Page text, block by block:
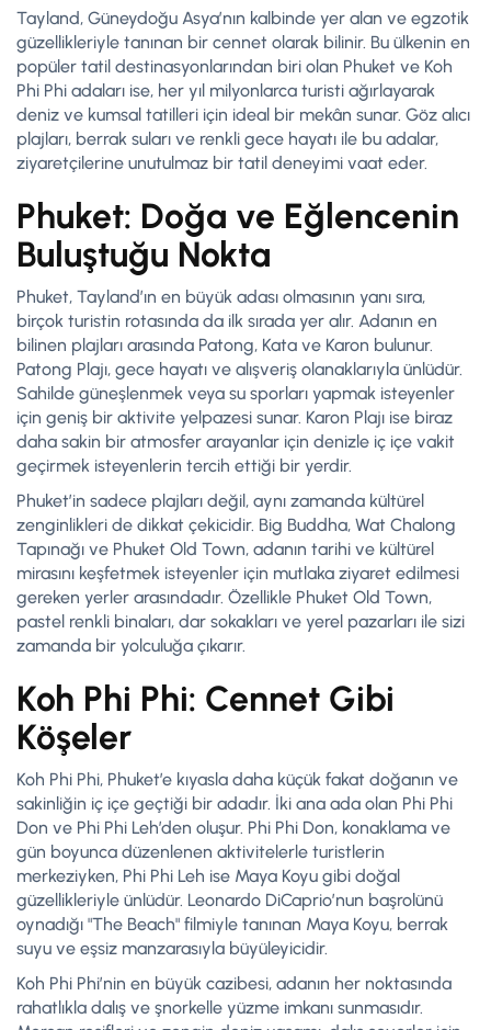
Tayland, Güneydoğu Asya’nın kalbinde yer alan ve egzotik
güzellikleriyle tanınan bir cennet olarak bilinir. Bu ülkenin en
popüler tatil destinasyonlarından biri olan Phuket ve Koh
Phi Phi adaları ise, her yıl milyonlarca turisti ağırlayarak
deniz ve kumsal tatilleri için ideal bir mekân sunar. Göz alıcı
plajları, berrak suları ve renkli gece hayatı ile bu adalar,
ziyaretçilerine unutulmaz bir tatil deneyimi vaat eder.
Phuket: Doğa ve Eğlencenin
Buluştuğu Nokta
Phuket, Tayland’ın en büyük adası olmasının yanı sıra,
birçok turistin rotasında da ilk sırada yer alır. Adanın en
bilinen plajları arasında Patong, Kata ve Karon bulunur.
Patong Plajı, gece hayatı ve alışveriş olanaklarıyla ünlüdür.
Sahilde güneşlenmek veya su sporları yapmak isteyenler
için geniş bir aktivite yelpazesi sunar. Karon Plajı ise biraz
daha sakin bir atmosfer arayanlar için denizle iç içe vakit
geçirmek isteyenlerin tercih ettiği bir yerdir.
Phuket’in sadece plajları değil, aynı zamanda kültürel
zenginlikleri de dikkat çekicidir. Big Buddha, Wat Chalong
Tapınağı ve Phuket Old Town, adanın tarihi ve kültürel
mirasını keşfetmek isteyenler için mutlaka ziyaret edilmesi
gereken yerler arasındadır. Özellikle Phuket Old Town,
pastel renkli binaları, dar sokakları ve yerel pazarları ile sizi
zamanda bir yolculuğa çıkarır.
Koh Phi Phi: Cennet Gibi
Köşeler
Koh Phi Phi, Phuket’e kıyasla daha küçük fakat doğanın ve
sakinliğin iç içe geçtiği bir adadır. İki ana ada olan Phi Phi
Don ve Phi Phi Leh’den oluşur. Phi Phi Don, konaklama ve
gün boyunca düzenlenen aktivitelerle turistlerin
merkeziyken, Phi Phi Leh ise Maya Koyu gibi doğal
güzellikleriyle ünlüdür. Leonardo DiCaprio’nun başrolünü
oynadığı "The Beach" filmiyle tanınan Maya Koyu, berrak
suyu ve eşsiz manzarasıyla büyüleyicidir.
Koh Phi Phi’nin en büyük cazibesi, adanın her noktasında
rahatlıkla dalış ve şnorkelle yüzme imkanı sunmasıdır.